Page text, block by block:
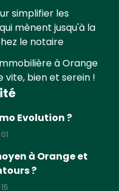
simplifier les
mènent jusqu'à la
le notaire
à Orange
vite, bien et serein !
Evolution ?
à Orange et
?